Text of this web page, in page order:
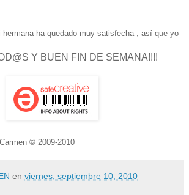
ha quedado muy satisfecha , así que yo
Y BUEN FIN DE SEMANA!!!!
© 2009-2010
en viernes, septiembre 10, 2010